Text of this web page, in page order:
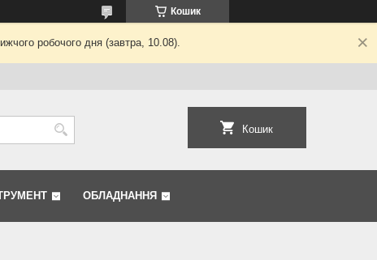
Кошик
робочого дня (завтра, 10.08).
Кошик
ОБЛАДНАННЯ